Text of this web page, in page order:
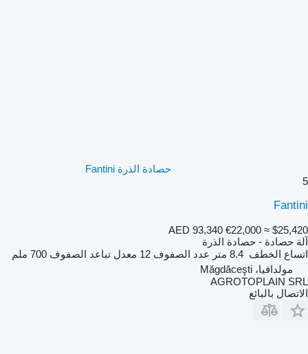
حصادة الذرة Fantini
5
Fantini
AED 93,340 €22,000 ≈ $25,420
آلة حصادة - حصادة الذرة
اتساع الخطف 8.4 متر عدد الصفوف 12 معدل تباعد الصفوف 700 ملم
مولدافيا، Măgdăceşti
AGROTOPLAIN SRL
الاتصال بالبائع